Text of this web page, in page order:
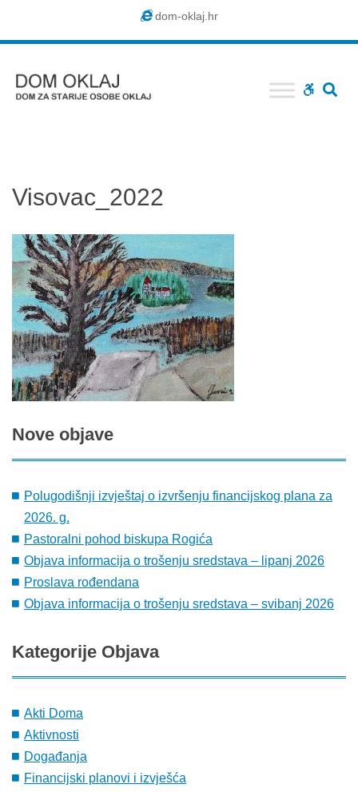
dom-oklaj.hr
WCAG
Visovac_2022
Nove objave
Polugodišnji izvještaj o izvršenju financijskog plana za
2026. g.
Pastoralni pohod biskupa Rogića
Objava informacija o trošenju sredstava – lipanj 2026
Proslava rođendana
Objava informacija o trošenju sredstava – svibanj 2026
Kategorije Objava
Akti Doma
Aktivnosti
Događanja
Financijski planovi i izvješća